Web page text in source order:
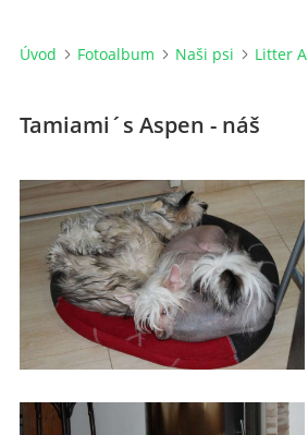
Úvod Fotoalbum Naši psi Litter A
Tamiami´s Aspen - náš